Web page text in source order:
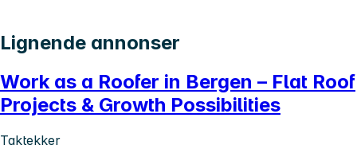
Lignende annonser
Work as a Roofer in Bergen – Flat Roof
Projects & Growth Possibilities
Taktekker